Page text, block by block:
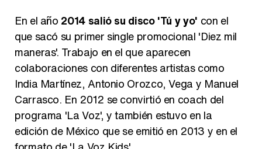
En el año 2014 salió su disco 'Tú y yo' con el
que sacó su primer single promocional 'Diez mil
maneras'. Trabajo en el que aparecen
colaboraciones con diferentes artistas como
India Martínez, Antonio Orozco, Vega y Manuel
Carrasco. En 2012 se convirtió en coach del
programa 'La Voz', y también estuvo en la
edición de México que se emitió en 2013 y en el